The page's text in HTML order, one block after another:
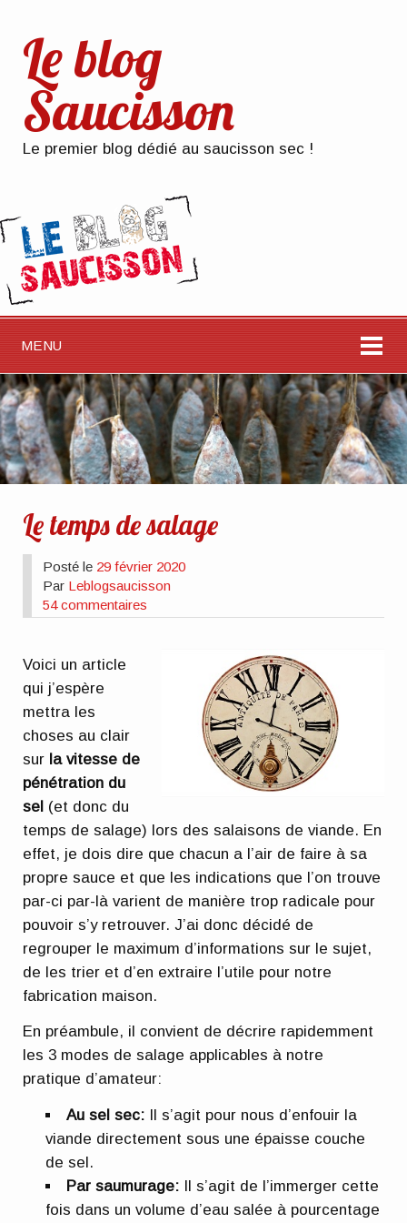
Le blog
Saucisson
Le premier blog dédié au saucisson sec !
MENU
Le temps de salage
Posté le 29 février 2020
Par Leblogsaucisson
54 commentaires
Voici un article
qui j’espère
mettra les
choses au clair
sur la vitesse de
pénétration du
sel (et donc du
temps de salage) lors des salaisons de viande. En
effet, je dois dire que chacun a l’air de faire à sa
propre sauce et que les indications que l’on trouve
par-ci par-là varient de manière trop radicale pour
pouvoir s’y retrouver. J’ai donc décidé de
regrouper le maximum d’informations sur le sujet,
de les trier et d’en extraire l’utile pour notre
fabrication maison.
En préambule, il convient de décrire rapidemment
les 3 modes de salage applicables à notre
pratique d’amateur:
Au sel sec: Il s’agit pour nous d’enfouir la
viande directement sous une épaisse couche
de sel.
Par saumurage: Il s’agit de l’immerger cette
fois dans un volume d’eau salée à pourcentage